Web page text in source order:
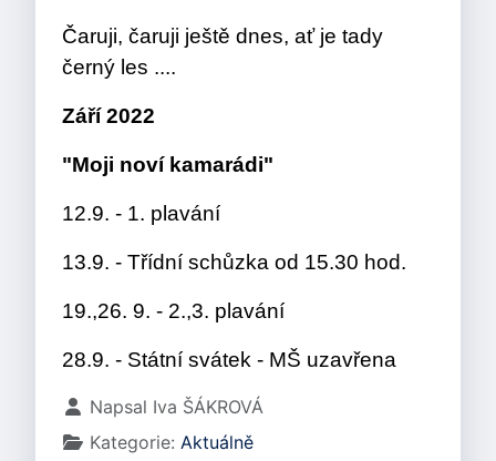
Čaruji, čaruji ještě dnes, ať je tady
černý les ....
Září 2022
"Moji noví kamarádi"
12.9. - 1. plavání
13.9. - Třídní schůzka od 15.30 hod.
19.,26. 9. - 2.,3. plavání
28.9. - Státní svátek - MŠ uzavřena
Základní údaje
Napsal Iva ŠÁKROVÁ
Kategorie: Aktuálně